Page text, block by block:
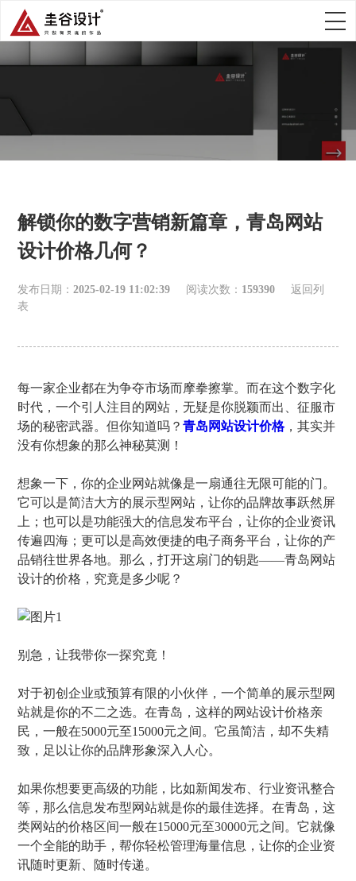
解锁你的数字营销新篇章，青岛网站
设计价格几何？
发布日期：2025-02-19 11:02:39 阅读次数： 159390
返回列
表
每一家企业都在为争夺市场而摩拳擦掌。而在这个数字化
时代，一个引人注目的网站，无疑是你脱颖而出、征服市
场的秘密武器。但你知道吗？青岛网站设计价格，其实并
没有你想象的那么神秘莫测！
想象一下，你的企业网站就像是一扇通往无限可能的门。
它可以是简洁大方的展示型网站，让你的品牌故事跃然屏
上；也可以是功能强大的信息发布平台，让你的企业资讯
传遍四海；更可以是高效便捷的电子商务平台，让你的产
品销往世界各地。那么，打开这扇门的钥匙——青岛网站
设计的价格，究竟是多少呢？
别急，让我带你一探究竟！
对于初创企业或预算有限的小伙伴，一个简单的展示型网
站就是你的不二之选。在青岛，这样的网站设计价格亲
民，一般在5000元至15000元之间。它虽简洁，却不失精
致，足以让你的品牌形象深入人心。
如果你想要更高级的功能，比如新闻发布、行业资讯整合
等，那么信息发布型网站就是你的最佳选择。在青岛，这
类网站的价格区间一般在15000元至30000元之间。它就像
一个全能的助手，帮你轻松管理海量信息，让你的企业资
讯随时更新、随时传递。